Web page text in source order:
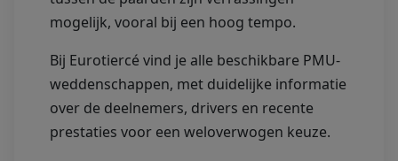
mogelijk, vooral bij een hoog tempo.
Bij Eurotiercé vind je alle beschikbare PMU-
weddenschappen, met duidelijke informatie
over de deelnemers, drivers en recente
prestaties voor een weloverwogen keuze.